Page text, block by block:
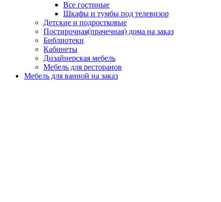
Все гостиные
Шкафы и тумбы под телевизор
Детские и подростковые
Постирочная(прачечная) дома на заказ
Библиотеки
Кабинеты
Дизайнерская мебель
Мебель для ресторанов
Мебель для ванной на заказ